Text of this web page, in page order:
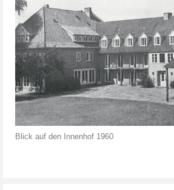
Blick auf den Innenhof 1960